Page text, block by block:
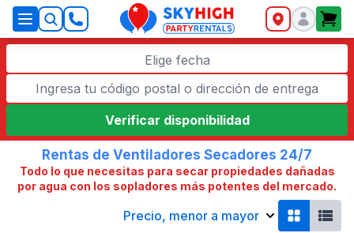
SkyHigh Logo
Elige fecha
Verificar disponibilidad
Rentas de Ventiladores Secadores 24/7
Todo lo que necesitas para secar propiedades dañadas
por agua con los sopladores más potentes del mercado.
Precio, menor a mayor